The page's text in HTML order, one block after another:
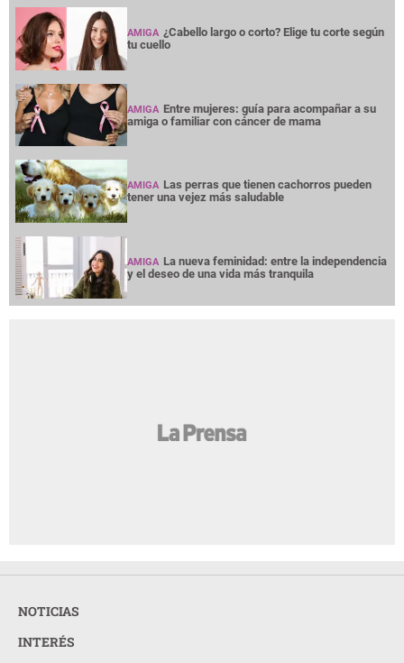
AMIGA ¿Cabello largo o corto? Elige tu corte según
tu cuello
AMIGA Entre mujeres: guía para acompañar a su
amiga o familiar con cáncer de mama
AMIGA Las perras que tienen cachorros pueden
tener una vejez más saludable
AMIGA La nueva feminidad: entre la independencia
y el deseo de una vida más tranquila
NOTICIAS
INTERÉS